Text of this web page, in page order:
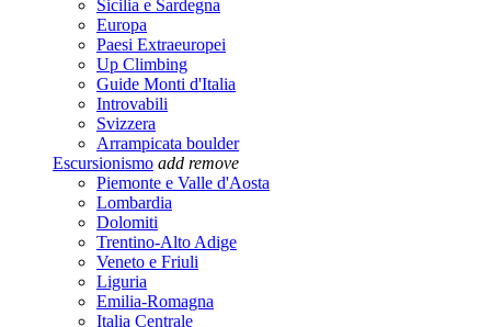
Sicilia e Sardegna
Europa
Paesi Extraeuropei
Up Climbing
Guide Monti d'Italia
Introvabili
Svizzera
Arrampicata boulder
Escursionismo add remove
Piemonte e Valle d'Aosta
Lombardia
Dolomiti
Trentino-Alto Adige
Veneto e Friuli
Liguria
Emilia-Romagna
Italia Centrale